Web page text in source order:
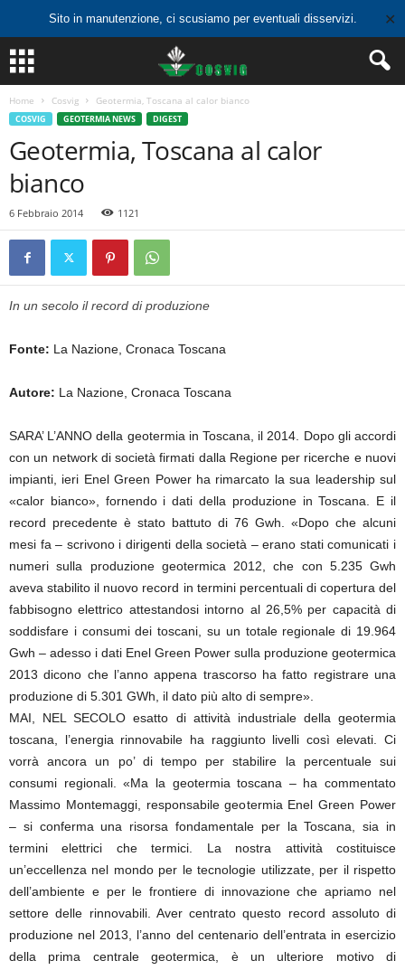
Sito in manutenzione, ci scusiamo per eventuali disservizi. ✕
Home Cosvig Geotermia, Toscana al calor bianco
COSVIG GEOTERMIA NEWS DIGEST
Geotermia, Toscana al calor
bianco
6 Febbraio 2014 1121
In un secolo il record di produzione
Fonte: La Nazione, Cronaca Toscana
Autore: La Nazione, Cronaca Toscana
SARA’ L’ANNO della geotermia in Toscana, il 2014. Dopo gli accordi
con un network di società firmati dalla Regione per ricerche e nuovi
impianti, ieri Enel Green Power ha rimarcato la sua leadership sul
«calor bianco», fornendo i dati della produzione in Toscana. E il
record precedente è stato battuto di 76 Gwh. «Dopo che alcuni
mesi fa – scrivono i dirigenti della società – erano stati comunicati i
numeri sulla produzione geotermica 2012, che con 5.235 Gwh
aveva stabilito il nuovo record in termini percentuali di copertura del
fabbisogno elettrico attestandosi intorno al 26,5% per capacità di
soddisfare i consumi dei toscani, su un totale regionale di 19.964
Gwh – adesso i dati Enel Green Power sulla produzione geotermica
2013 dicono che l’anno appena trascorso ha fatto registrare una
produzione di 5.301 GWh, il dato più alto di sempre».
MAI, NEL SECOLO esatto di attività industriale della geotermia
toscana, l’energia rinnovabile ha raggiunto livelli così elevati. Ci
vorrà ancora un po’ di tempo per stabilire la percentuale sui
consumi regionali. «Ma la geotermia toscana – ha commentato
Massimo Montemaggi, responsabile geotermia Enel Green Power
– si conferma una risorsa fondamentale per la Toscana, sia in
termini elettrici che termici. La nostra attività costituisce
un’eccellenza nel mondo per le tecnologie utilizzate, per il rispetto
dell’ambiente e per le frontiere di innovazione che apriamo nel
settore delle rinnovabili. Aver centrato questo record assoluto di
produzione nel 2013, l’anno del centenario dell’entrata in esercizio
della prima centrale geotermica, è un ulteriore motivo di